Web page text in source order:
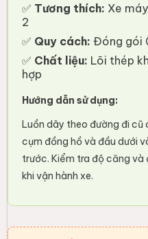
✅ Tương thích: Xe
2
✅ Quy cách: Đóng gói
✅ Chất liệu: Lõi thép
hợp
Hướng dẫn sử dụng:
Luồn dây theo đường đi cũ
cụm đồng hồ và đầu dưới
trước. Kiểm tra độ căng
khi vận hành xe.